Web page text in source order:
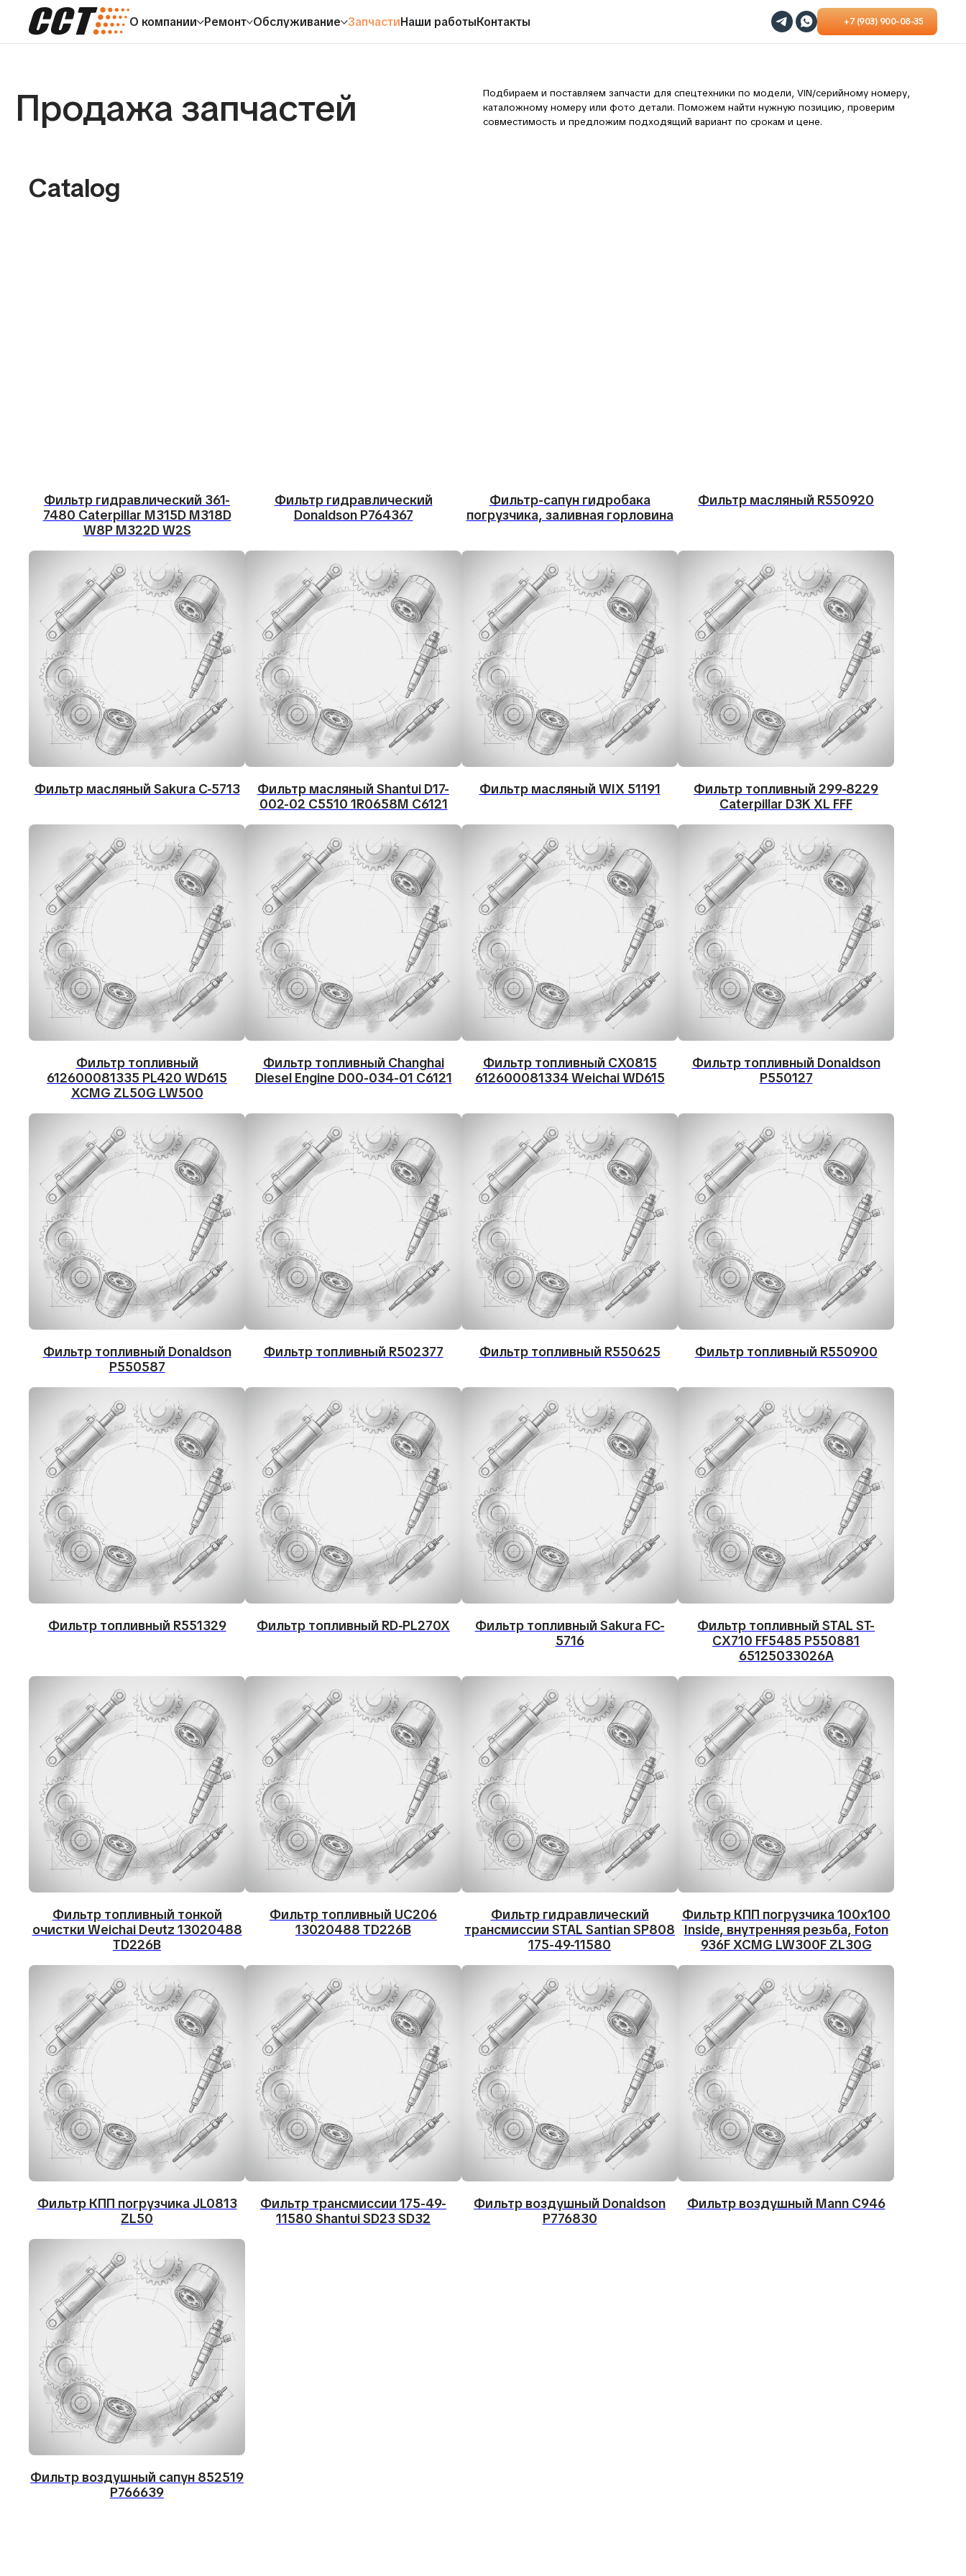
О компании Ремонт Обслуживание ЗапчастиНаши работыКонтакты +7 (903) 900-08-35
Продажа запчастей
каталожному номеру или фото детали. Поможем найти нужную позицию, проверим
совместимость и предложим подходящий вариант по срокам и цене.
Catalog
Фильтр гидравлический 361-
7480 Caterpillar M315D M318D
W8P M322D W2S
Фильтр гидравлический
Donaldson P764367
Фильтр-сапун гидробака
погрузчика, заливная горловина
Фильтр масляный R550920
Фильтр масляный Sakura C-5713
Фильтр масляный Shantui D17-
002-02 C5510 1R0658M C6121
Фильтр масляный WIX 51191
Фильтр топливный 299-8229
Caterpillar D3K XL FFF
Фильтр топливный
612600081335 PL420 WD615
XCMG ZL50G LW500
Фильтр топливный Changhai
Diesel Engine D00-034-01 C6121
Фильтр топливный CX0815
612600081334 Weichai WD615
Фильтр топливный Donaldson
P550127
Фильтр топливный Donaldson
P550587
Фильтр топливный R502377 Фильтр топливный R550625 Фильтр топливный R550900
Фильтр топливный R551329 Фильтр топливный RD-PL270X
Фильтр топливный Sakura FC-
5716
Фильтр топливный STAL ST-
CX710 FF5485 P550881
65125033026A
Фильтр топливный тонкой
очистки Weichai Deutz 13020488
TD226B
Фильтр топливный UC206
13020488 TD226B
Фильтр гидравлический
трансмиссии STAL Santian SP808
175-49-11580
Фильтр КПП погрузчика 100х100
Inside, внутренняя резьба, Foton
936F XCMG LW300F ZL30G
Фильтр КПП погрузчика JL0813
ZL50
Фильтр трансмиссии 175-49-
11580 Shantui SD23 SD32
Фильтр воздушный Donaldson
P776830
Фильтр воздушный Mann C946
Фильтр воздушный сапун 852519
P766639
Не нашли нужную запчасть? Подберем